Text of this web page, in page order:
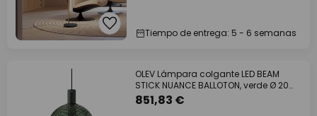
Tiempo de entrega: 5 - 6 semanas
OLEV Lámpara colgante LED BEAM
STICK NUANCE BALLOTON, verde Ø 20
cm 927
851,83 €